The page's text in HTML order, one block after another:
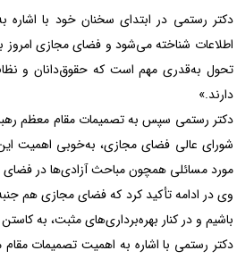
دکتر رستمی در ابتدای سخنان خود با
اطلاعات شناخته می‌شود و فضای مجازی
تحول به‌قدری مهم است که حقوق‌دانان و
دارند.»
دکتر رستمی سپس به تصمیمات مقام معظم
شورای عالی فضای مجازی، به‌خوبی اهمیت
مورد مسائلی همچون مباحث آزادی‌ها در فضای
وی در ادامه تأکید کرد که فضای مجازی هم
باشیم و در کنار بهره‌برداری‌های مثبت، به
دکتر رستمی با اشاره به اهمیت تصمیمات